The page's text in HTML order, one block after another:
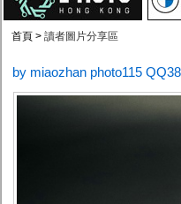
首頁 > 讀者圖片分享區
by miaozhan photo115